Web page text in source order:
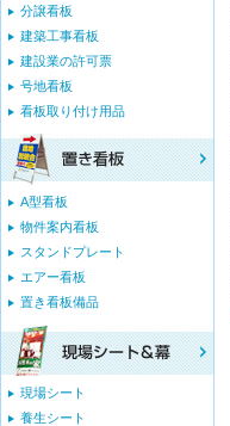
分譲看板
建築工事看板
建設業の許可票
号地看板
看板取り付け用品
A型看板
物件案内看板
スタンドプレート
エアー看板
置き看板備品
現場シート
養生シート